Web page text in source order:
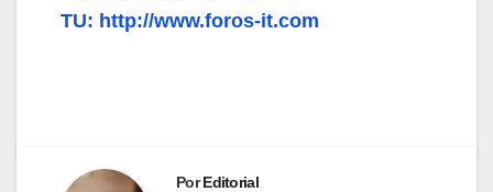
TU: http://www.foros-it.com
PorEditorial